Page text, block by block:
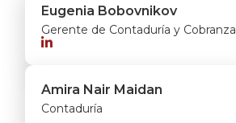
Eugenia Bobovnikov
Gerente de Contaduría y Cobranza

Amira Nair Maidan
Contaduría